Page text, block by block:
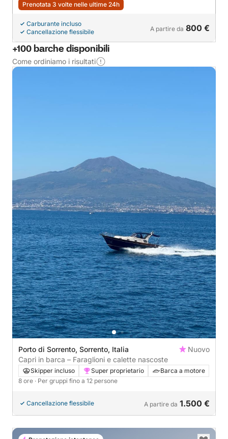
Prenotata 3 volte nelle ultime 24h
Carburante incluso
Cancellazione flessibile
A partire da 800 €
+100 barche disponibili
Come ordiniamo i risultati
Porto di Sorrento, Sorrento, Italia
Nuovo
Capri in barca – Faraglioni e calette nascoste
Skipper incluso Super proprietario
Barca a motore
8 ore · Per gruppi fino a 12 persone
Cancellazione flessibile A partire da 1.500 €